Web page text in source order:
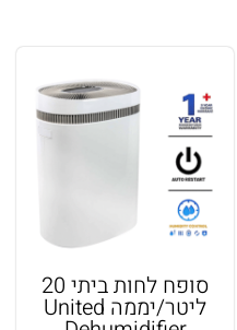
סופח לחות ביתי 20
ליטר/יממה United